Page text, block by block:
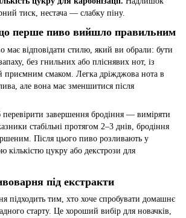
тиск, нестача — слабку піну.
перше пиво вийшло правильним
має відповідати стилю, який ви обрали: бути
без гнильних або пліснявих нот, із
смаком. Легка дріжджова нота в
але вона має зменшитися після
завершення бродіння — виміряти
стабільні протягом 2–3 днів, бродіння
Після цього пиво розливають у
кількістю цукру або декстрози для
під екстракти
підходить тим, хто хоче спробувати домашнє
старту. Це хороший вибір для новачків,